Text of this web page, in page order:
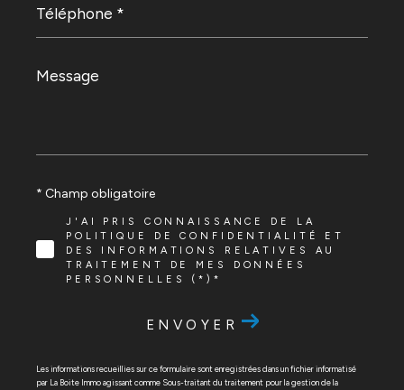
*
Message
*
J'AI PRIS CONNAISSANCE DE LA
POLITIQUE DE CONFIDENTIALITÉ ET
DES INFORMATIONS RELATIVES AU
TRAITEMENT DE MES DONNÉES
PERSONNELLES (*)*
* Champ obligatoire
ENVOYER
Les informations recueillies sur ce formulaire sont enregistrées dans un fichier informatisé
par La Boite Immo agissant comme Sous-traitant du traitement pour la gestion de la